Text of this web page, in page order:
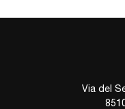
Via del